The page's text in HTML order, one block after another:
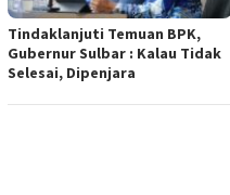
Tindaklanjuti Temuan BPK,
Gubernur Sulbar : Kalau Tidak
Selesai, Dipenjara